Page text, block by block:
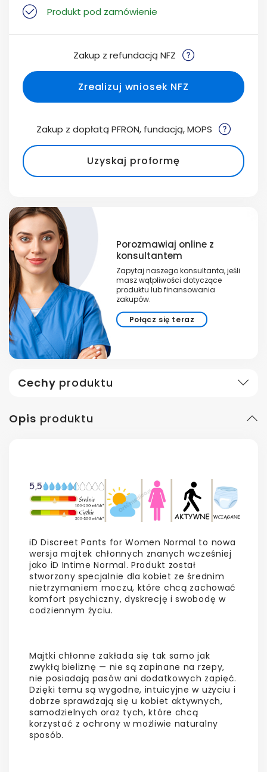
Produkt pod zamówienie
Zakup z refundacją NFZ
Zrealizuj wniosek NFZ
Zakup z dopłatą PFRON, fundacją, MOPS
Uzyskaj proformę
Porozmawiaj online z
konsultantem
Zapytaj naszego konsultanta, jeśli
masz wątpliwości dotyczące
produktu lub finansowania
zakupów.
Połącz się teraz
Cechy produktu
Opis produktu
iD Discreet Pants for Women Normal to nowa
wersja majtek chłonnych znanych wcześniej
jako iD Intime Normal. Produkt został
stworzony specjalnie dla kobiet ze średnim
nietrzymaniem moczu, które chcą zachować
komfort psychiczny, dyskrecję i swobodę w
codziennym życiu.
Majtki chłonne zakłada się tak samo jak
zwykłą bieliznę — nie są zapinane na rzepy,
nie posiadają pasów ani dodatkowych zapięć.
Dzięki temu są wygodne, intuicyjne w użyciu i
dobrze sprawdzają się u kobiet aktywnych,
samodzielnych oraz tych, które chcą
korzystać z ochrony w możliwie naturalny
sposób.